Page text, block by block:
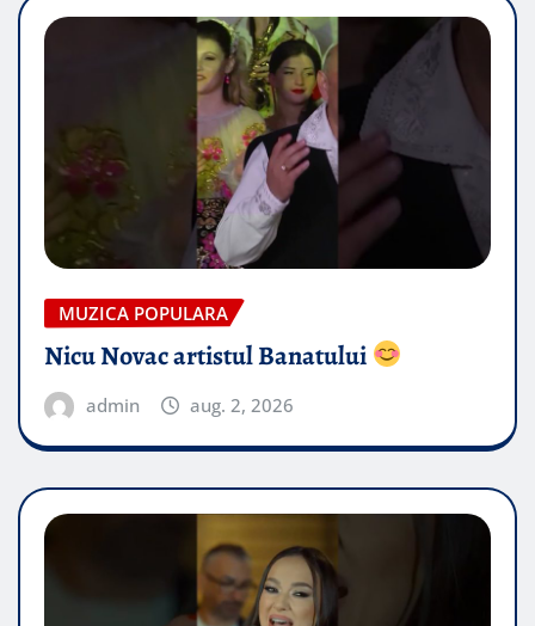
MUZICA POPULARA
Nicu Novac artistul Banatului
admin aug. 2, 2026